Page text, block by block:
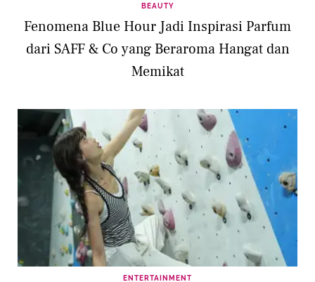
BEAUTY
Fenomena Blue Hour Jadi Inspirasi Parfum
dari SAFF & Co yang Beraroma Hangat dan
Memikat
ENTERTAINMENT